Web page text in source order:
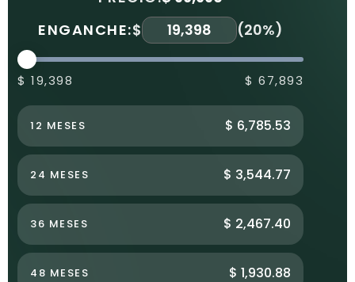
ENGANCHE:$ (20%)
$ 19,398 $ 67,893
12 MESES $ 6,785.53
24 MESES $ 3,544.77
36 MESES $ 2,467.40
48 MESES $ 1,930.88